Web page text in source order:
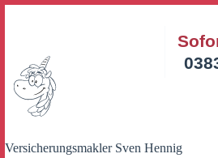
Versicherungsmakler Sven Hennig